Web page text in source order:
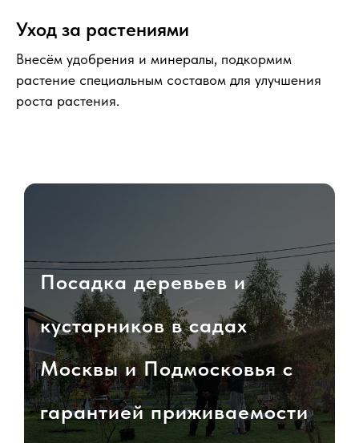
Уход за растениями
Внесём удобрения и минералы, подкормим
растение специальным составом для улучшения
роста растения.
Посадка деревьев и
кустарников в садах
Москвы и Подмосковья с
гарантией приживаемости